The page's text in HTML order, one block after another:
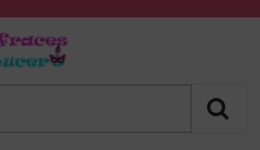
puedes utilizar